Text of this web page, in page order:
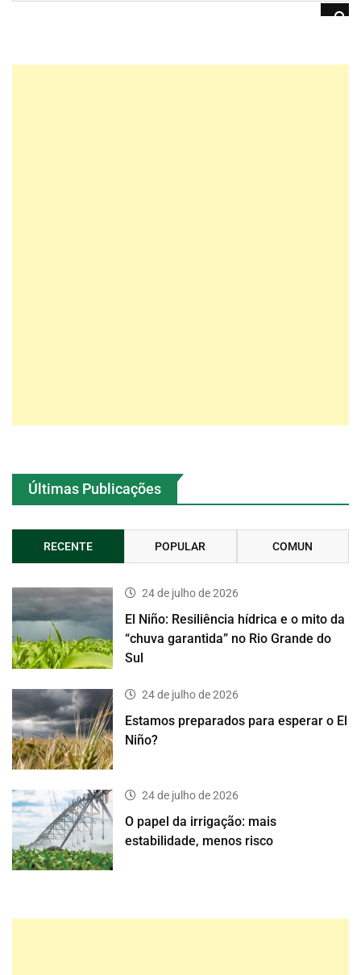
Últimas Publicações
RECENTE POPULAR COMUN
24 de julho de 2026
El Niño: Resiliência hídrica e o mito da
“chuva garantida” no Rio Grande do
Sul
24 de julho de 2026
Estamos preparados para esperar o El
Niño?
24 de julho de 2026
O papel da irrigação: mais
estabilidade, menos risco